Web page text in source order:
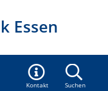
Essen
Kontakt Suchen